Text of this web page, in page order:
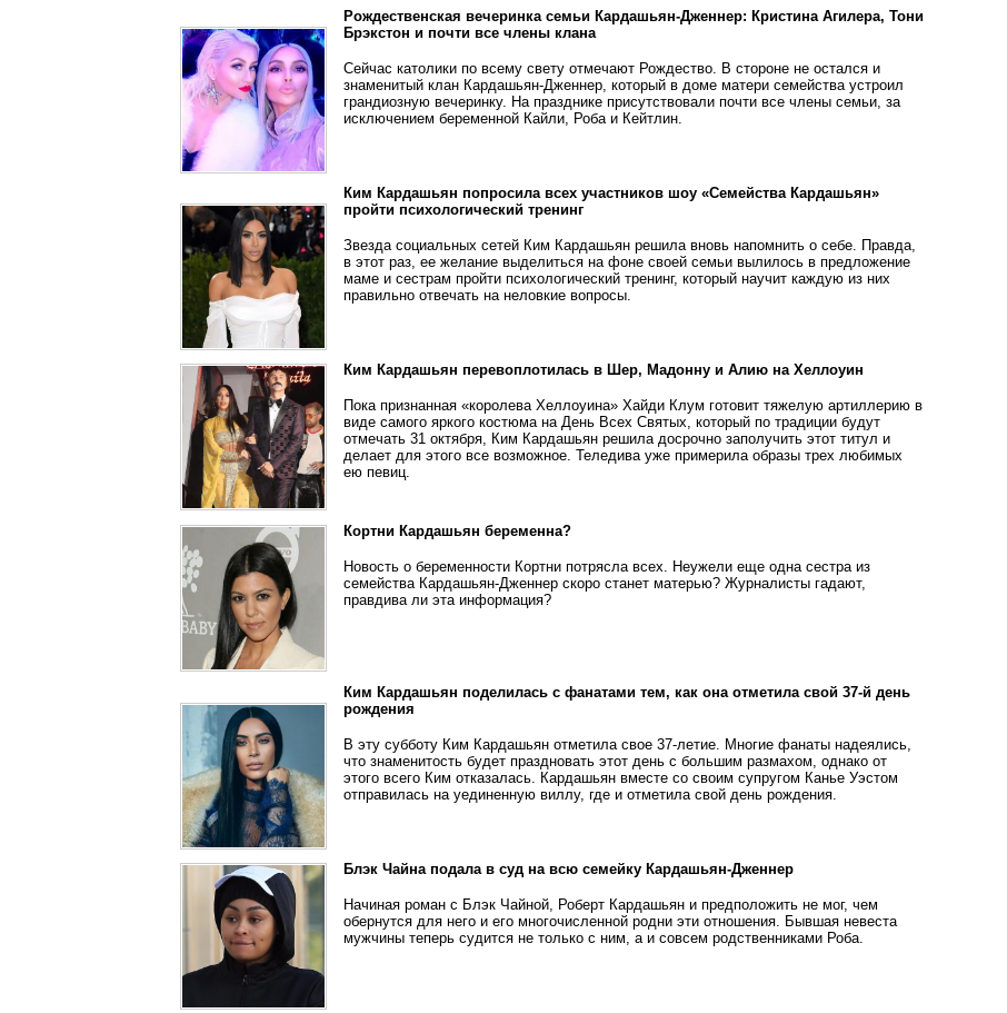
Рождественская вечеринка семьи Кардашьян-Дженнер: Кристина Агилера, Тони
Брэкстон и почти все члены клана
Сейчас католики по всему свету отмечают Рождество. В стороне не остался и
знаменитый клан Кардашьян-Дженнер, который в доме матери семейства устроил
грандиозную вечеринку. На празднике присутствовали почти все члены семьи, за
исключением беременной Кайли, Роба и Кейтлин.
Ким Кардашьян попросила всех участников шоу «Семейства Кардашьян»
пройти психологический тренинг
Звезда социальных сетей Ким Кардашьян решила вновь напомнить о себе. Правда,
в этот раз, ее желание выделиться на фоне своей семьи вылилось в предложение
маме и сестрам пройти психологический тренинг, который научит каждую из них
правильно отвечать на неловкие вопросы.
Ким Кардашьян перевоплотилась в Шер, Мадонну и Алию на Хеллоуин
Пока признанная «королева Хеллоуина» Хайди Клум готовит тяжелую артиллерию в
виде самого яркого костюма на День Всех Святых, который по традиции будут
отмечать 31 октября, Ким Кардашьян решила досрочно заполучить этот титул и
делает для этого все возможное. Теледива уже примерила образы трех любимых
ею певиц.
Кортни Кардашьян беременна?
Новость о беременности Кортни потрясла всех. Неужели еще одна сестра из
семейства Кардашьян-Дженнер скоро станет матерью? Журналисты гадают,
правдива ли эта информация?
Ким Кардашьян поделилась с фанатами тем, как она отметила свой 37-й день
рождения
В эту субботу Ким Кардашьян отметила свое 37-летие. Многие фанаты надеялись,
что знаменитость будет праздновать этот день с большим размахом, однако от
этого всего Ким отказалась. Кардашьян вместе со своим супругом Канье Уэстом
отправилась на уединенную виллу, где и отметила свой день рождения.
Блэк Чайна подала в суд на всю семейку Кардашьян-Дженнер
Начиная роман с Блэк Чайной, Роберт Кардашьян и предположить не мог, чем
обернутся для него и его многочисленной родни эти отношения. Бывшая невеста
мужчины теперь судится не только с ним, а и совсем родственниками Роба.